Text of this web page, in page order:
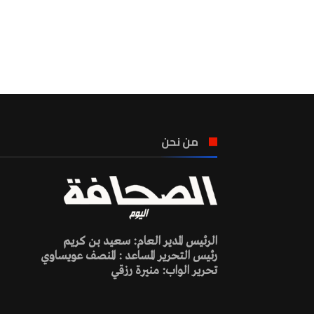
من نحن
الرئيس المدير العام: سعيد بن كريم
رئيس التحرير المساعد : المنصف عويساوي
تحرير الواب: منيرة رزقي